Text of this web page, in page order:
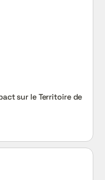
sur le Territoire de
participatif